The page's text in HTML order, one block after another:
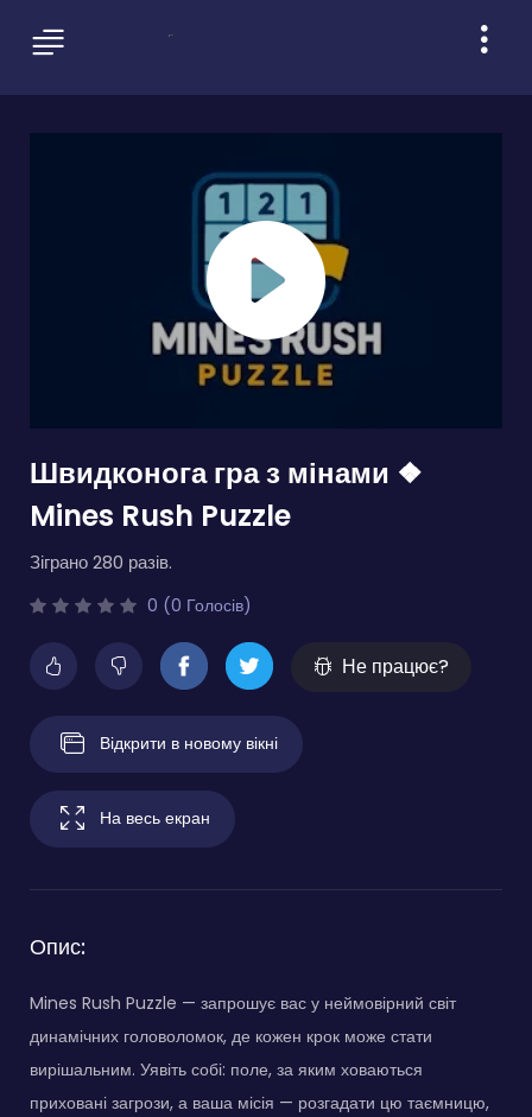
Швидконога гра з мінами ❖
Mines Rush Puzzle
Зіграно 280 разів.
0 (0 Голосів)
Не працює?
Відкрити в новому вікні
На весь екран
Опис:
Mines Rush Puzzle — запрошує вас у неймовірний світ
динамічних головоломок, де кожен крок може стати
вирішальним. Уявіть собі: поле, за яким ховаються
приховані загрози, а ваша місія — розгадати цю таємницю,